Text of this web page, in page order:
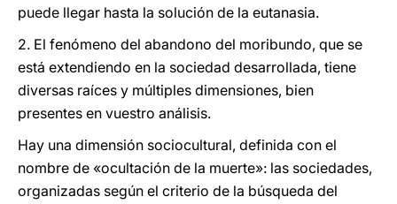
puede llegar hasta la solución de la eutanasia.
2. El fenómeno del abandono del moribundo, que se
está extendiendo en la sociedad desarrollada, tiene
diversas raíces y múltiples dimensiones, bien
presentes en vuestro análisis.
Hay una dimensión sociocultural, definida con el
nombre de «ocultación de la muerte»: las sociedades,
organizadas según el criterio de la búsqueda del